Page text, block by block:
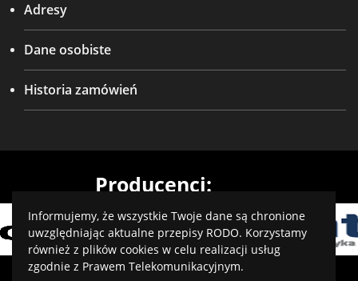
Adresy
Dane osobiste
Historia zamówień
Producenci:
Informujemy, że wszystkie Twoje dane są chronione
uwzględniając aktualne przepisy RODO. Korzystamy
również z plików cookies w celu realizacji usług
zgodnie z Prawem Telekomunikacyjnym.